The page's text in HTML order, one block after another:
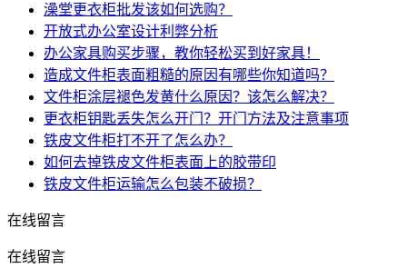
澡堂更衣柜批发该如何选购？
开放式办公室设计利弊分析
办公家具购买步骤，教你轻松买到好家具！
造成文件柜表面粗糙的原因有哪些你知道吗？
文件柜涂层褪色发黄什么原因？该怎么解决？
更衣柜钥匙丢失怎么开门？开门方法及注意事项
铁皮文件柜打不开了怎么办？
如何去掉铁皮文件柜表面上的胶带印
铁皮文件柜运输怎么包装不破损？
在线留言
在线留言